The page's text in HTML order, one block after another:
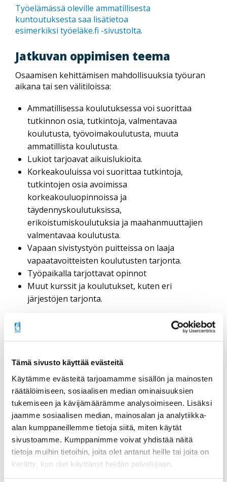
Tämä sivusto käyttää evästeitä
Käytämme evästeitä tarjoamamme sisällön ja mainosten
räätälöimiseen, sosiaalisen median ominaisuuksien
tukemiseen ja kävijämäärämme analysoimiseen. Lisäksi
jaamme sosiaalisen median, mainosalan ja analytiikka-
alan kumppaneillemme tietoja siitä, miten käytät
sivustoamme. Kumppanimme voivat yhdistää näitä
tietoja muihin tietoihin, joita olet antanut heille tai joita on
kerätty, kun olet käyttänyt heidän palvelujaan.
Työelämässä oleville ammatillisesta
kuntoutuksesta saa lisätietoa
esimerkiksi työeläke.fi -sivustolta.
Jatkuvan oppimisen teema
Osaamisen kehittämisen mahdollisuuksia työuran
aikana tai sen välitiloissa:
Ammatillisessa koulutuksessa voi suorittaa
tutkinnon osia, tutkintoja, valmentavaa
koulutusta, työvoimakoulutusta, muuta
ammatillista koulutusta.
Lukiot tarjoavat aikuislukioita.
Korkeakouluissa voi suorittaa tutkintoja,
tutkintojen osia avoimissa
korkeakouluopinnoissa ja
täydennyskoulutuksissa,
erikoistumiskoulutuksia ja maahanmuuttajien
valmentavaa koulutusta.
Vapaan sivistystyön puitteissa on laaja
vapaatavoitteisten koulutusten tarjonta.
Työpaikalla tarjottavat opinnot
Muut kurssit ja koulutukset, kuten eri
järjestöjen tarjonta.
Esteettä töihin -sivusto
Invalidiliitto ry osallistui esteettätöihin.fi -sivuston
sosiaalirahaston (ESR) hankkeena
vammaisten korkeakouluopiskelijoiden työelämään
siirtymisen tueksi.
Opiskelijoiden lisäksi verkkosivulla on tietoa
korkeakouluopintoja suunnitteleville, oppilaitosten
ohjaajille sekä työnantajille, jotka suunnittelevat
vammaisen henkilön palkkaamista.
ESR-hanke toteutettiin yhteistyöttä Helsingin